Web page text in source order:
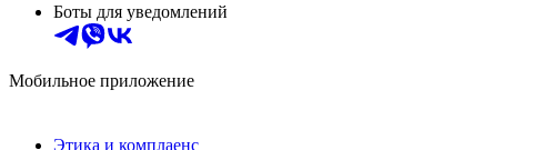
Боты для уведомлений
Мобильное приложение
Этика и комплаенс